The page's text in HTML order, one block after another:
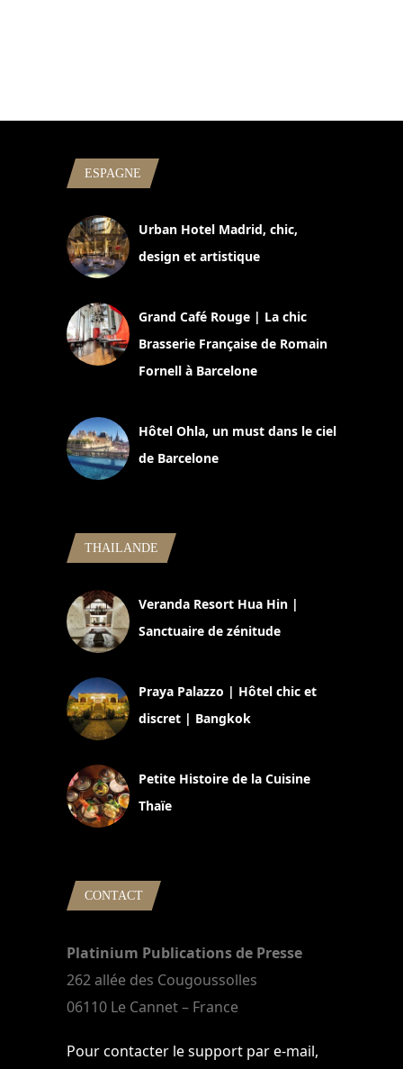
ESPAGNE
Urban Hotel Madrid, chic,
design et artistique
Grand Café Rouge | La chic
Brasserie Française de Romain
Fornell à Barcelone
Hôtel Ohla, un must dans le ciel
de Barcelone
THAILANDE
Veranda Resort Hua Hin |
Sanctuaire de zénitude
Praya Palazzo | Hôtel chic et
discret | Bangkok
Petite Histoire de la Cuisine
Thaïe
CONTACT
Platinium Publications de Presse
262 allée des Cougoussolles
06110 Le Cannet – France
Pour contacter le support par e-mail,